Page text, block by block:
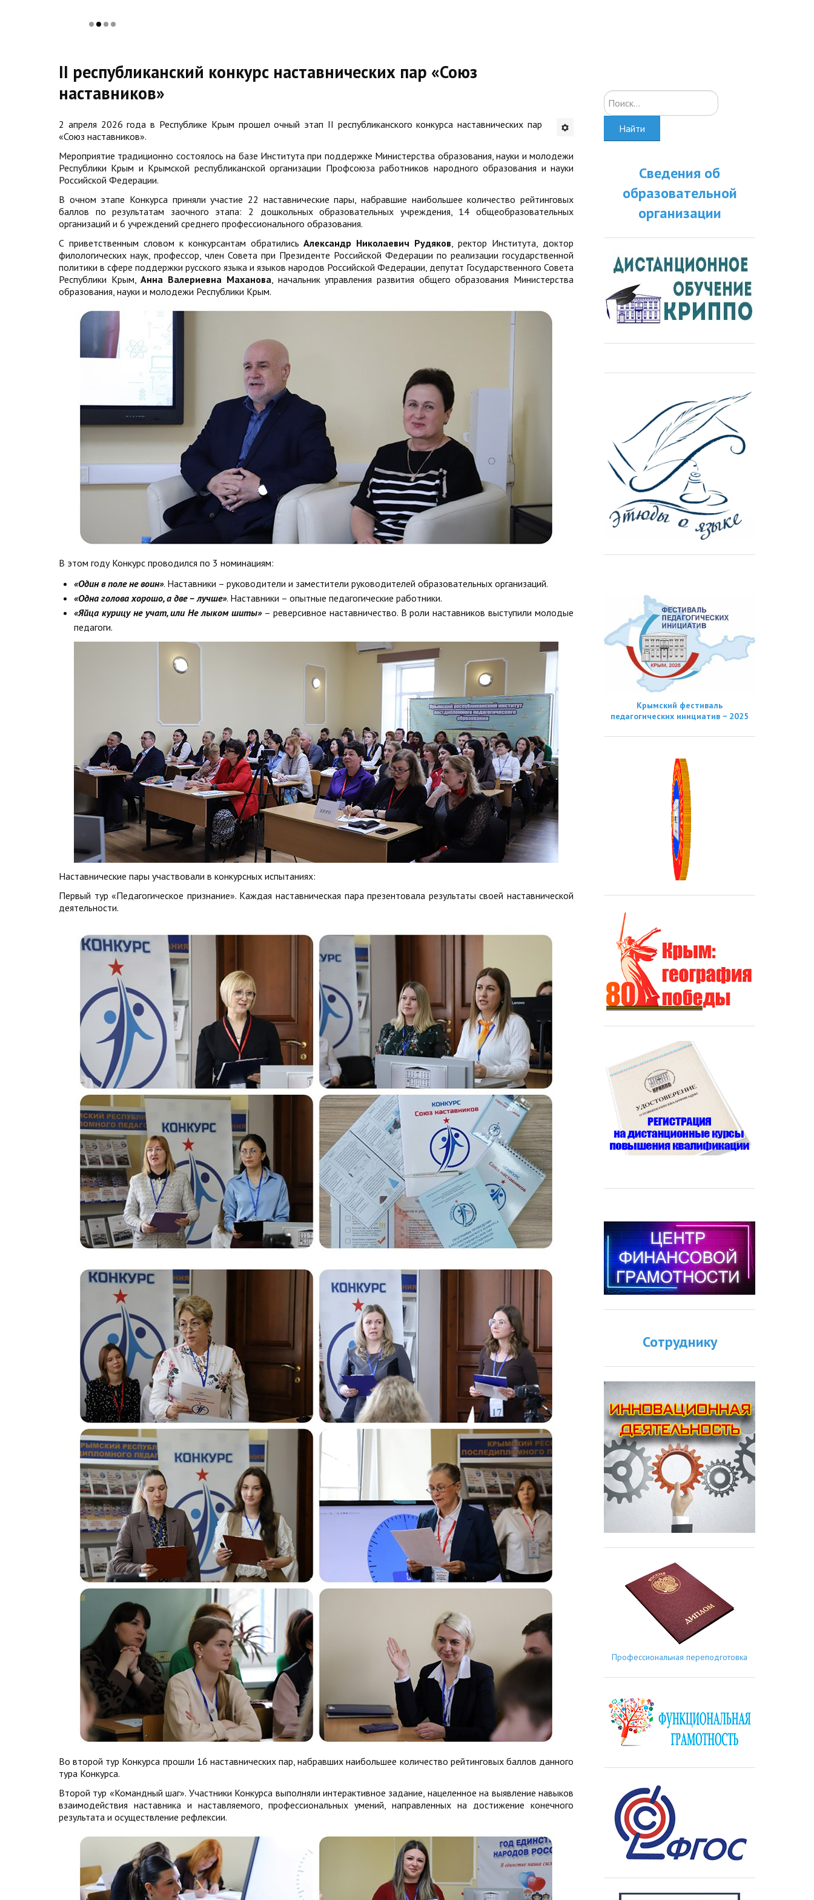
II республиканский конкурс наставнических пар «Союз
наставников»
2 апреля 2026 года в Республике Крым прошел очный этап II республиканского конкурса наставнических пар
«Союз наставников».
Мероприятие традиционно состоялось на базе Института при поддержке Министерства образования, науки и молодежи
Республики Крым и Крымской республиканской организации Профсоюза работников народного образования и науки
Российской Федерации.
В очном этапе Конкурса приняли участие 22 наставнические пары, набравшие наибольшее количество рейтинговых
баллов по результатам заочного этапа: 2 дошкольных образовательных учреждения, 14 общеобразовательных
организаций и 6 учреждений среднего профессионального образования.
С приветственным словом к конкурсантам обратилисьАлександр Николаевич Рудяков, ректор Института, доктор
филологических наук, профессор, член Совета при Президенте Российской Федерации по реализации государственной
политики в сфере поддержки русского языка и языков народов Российской Федерации, депутат Государственного Совета
Республики Крым,Анна Валериевна Маханова, начальник управления развития общего образования Министерства
образования, науки и молодежи Республики Крым.
В этом году Конкурс проводился по 3 номинациям:
«Один в поле не воин». Наставники – руководители и заместители руководителей образовательных организаций.
«Одна голова хорошо, а две – лучше». Наставники – опытные педагогические работники.
«Яйца курицу не учат, или Не лыком шиты»– реверсивное наставничество. В роли наставников выступили молодые
педагоги.
Наставнические пары участвовали в конкурсных испытаниях:
Первый тур «Педагогическое признание». Каждая наставническая пара презентовала результаты своей наставнической
деятельности.
Во второй тур Конкурса прошли 16 наставнических пар, набравших наибольшее количество рейтинговых баллов данного
тура Конкурса.
Второй тур «Командный шаг». Участники Конкурса выполняли интерактивное задание, нацеленное на выявление навыков
взаимодействия наставника и наставляемого, профессиональных умений, направленных на достижение конечного
результата и осуществление рефлексии.
Искать...
Найти
Сведения об
образовательной
организации
Крымский фестиваль
педагогических инициатив − 2025
Сотруднику
Профессиональная переподготовка